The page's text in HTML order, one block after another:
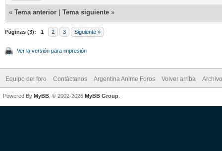
« Tema anterior Tema siguiente »
Páginas (3): 1 2 3 Siguiente »
Ver la versión para impresión
Equipo del foro Contáctanos Argentina Anime Foros Volver arriba
Powered By MyBB , © 2002-2026 MyBB Group